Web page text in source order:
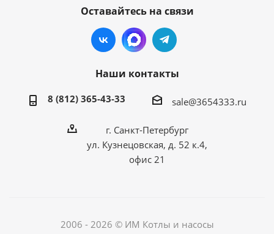
Оставайтесь на связи
Наши контакты
8 (812) 365-43-33 sale@3654333.ru
г. Санкт-Петербург
ул. Кузнецовская, д. 52 к.4,
офис 21
2006 - 2026 © ИМ Котлы и насосы